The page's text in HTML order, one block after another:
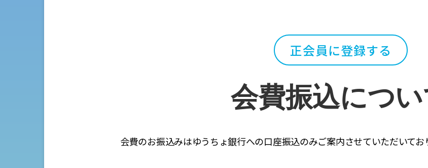
正会員に登録する
会費振込につい
会費のお振込みはゆうちょ銀行への口座振込のみご案内させていただいてお